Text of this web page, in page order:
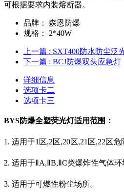
可根据要求内装熔断器。
品牌：
森恩防爆
规格：
2*40W
上一篇 : SXT400防水防尘泛
下一篇 : BCJ防爆双头应急灯
详细信息
选项卡二
选项卡三
BYS防爆全塑荧光灯适用范围：
1. 适用于1区,2区,20区,21区,22区危
2. 适用于ⅡA,ⅡB,ⅡC类爆炸性气体环
3. 适用于可燃性粉尘场所。